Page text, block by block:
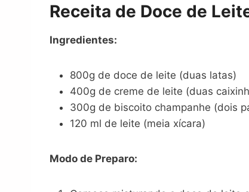
Receita de Doce de
Ingredientes:
800g de doce de leite (duas latas)
400g de creme de leite (duas
300g de biscoito champanhe (dois
120 ml de leite (meia xícara)
Modo de Preparo: